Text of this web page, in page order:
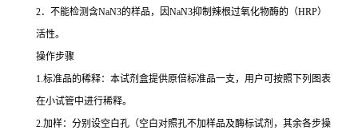
2．不能检测含NaN3的样品，因NaN3抑制辣根过氧化物酶的（HRP）
活性。
操作步骤
1.标准品的稀释：本试剂盒提供原倍标准品一支，用户可按照下列图表
在小试管中进行稀释。
2.加样：分别设空白孔（空白对照孔不加样品及酶标试剂，其余各步操